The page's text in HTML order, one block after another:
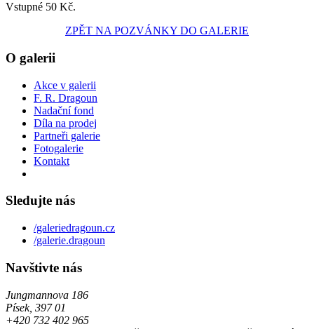
Vstupné 50 Kč.
ZPĚT NA POZVÁNKY DO GALERIE
O galerii
Akce v galerii
F. R. Dragoun
Nadační fond
Díla na prodej
Partneři galerie
Fotogalerie
Kontakt
Sledujte nás
/galeriedragoun.cz
/galerie.dragoun
Navštivte nás
Jungmannova 186
Písek, 397 01
+420 732 402 965